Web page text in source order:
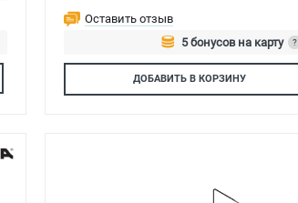
Оставить отзыв
5 бонусов на карту
?
Авторизуйтесь
ДОБАВИТЬ В КОРЗИНУ